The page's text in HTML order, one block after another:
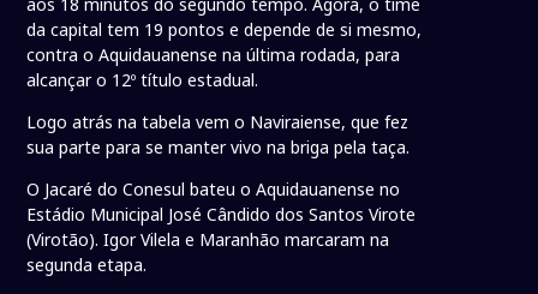
da capital tem 19 pontos e depende de si mesmo,
contra o Aquidauanense na última rodada, para
alcançar o 12º título estadual.
Logo atrás na tabela vem o Naviraiense, que fez
sua parte para se manter vivo na briga pela taça.
O Jacaré do Conesul bateu o Aquidauanense no
Estádio Municipal José Cândido dos Santos Virote
(Virotão). Igor Vilela e Maranhão marcaram na
segunda etapa.